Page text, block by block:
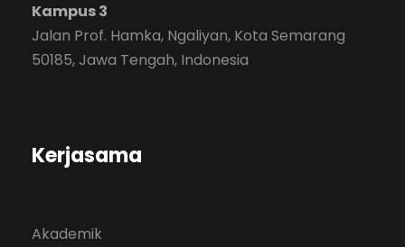
Kampus 3
Jalan Prof. Hamka, Ngaliyan, Kota Semarang
50185, Jawa Tengah, Indonesia
Kerjasama
Akademik